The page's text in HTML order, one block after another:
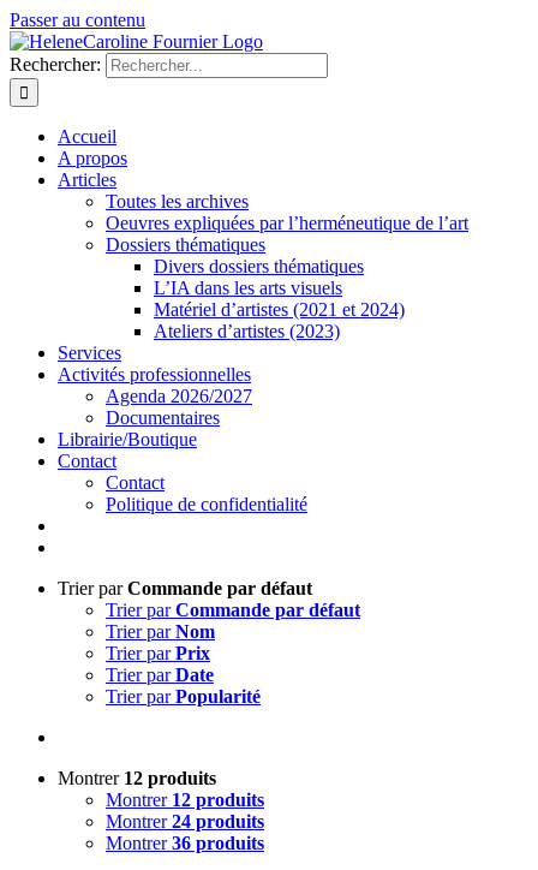
Passer au contenu
Rechercher:
Accueil
A propos
Articles
Toutes les archives
Oeuvres expliquées par l’herméneutique de l’art
Dossiers thématiques
Divers dossiers thématiques
L’IA dans les arts visuels
Matériel d’artistes (2021 et 2024)
Ateliers d’artistes (2023)
Services
Activités professionnelles
Agenda 2026/2027
Documentaires
Librairie/Boutique
Contact
Contact
Politique de confidentialité
Trier parCommande par défaut
Trier parCommande par défaut
Trier parNom
Trier parPrix
Trier parDate
Trier parPopularité
Montrer 12 produits
Montrer 12 produits
Montrer24 produits
Montrer36 produits